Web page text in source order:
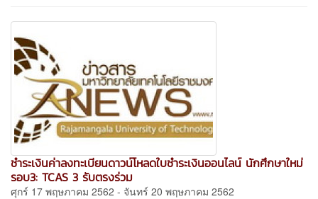
ชำระเงินค่าลงทะเบียนดาวน์โหลดใบชำระเงินออนไลน์ นักศึกษาใหม่
รอบ3: TCAS 3 รับตรงร่วม
ศุกร์ 17 พฤษภาคม 2562 - จันทร์ 20 พฤษภาคม 2562